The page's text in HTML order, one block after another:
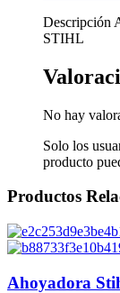
Descripción
STIHL
No hay
Solo los
producto
Productos
Ahoyadora